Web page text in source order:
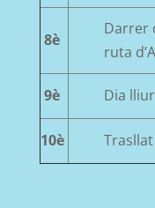
8è
Darrer
ruta
9è Dia
10è